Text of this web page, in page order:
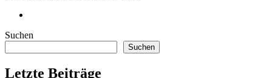
Suchen
Suchen
Letzte Beiträge